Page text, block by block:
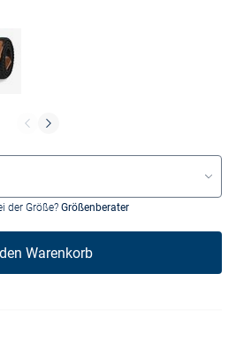
der Größe? Größenberater
Warenkorb